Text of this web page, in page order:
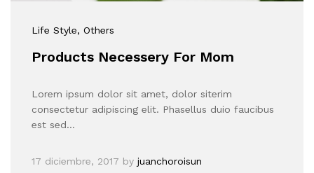
Life Style, Others
Products Necessery For Mom
Lorem ipsum dolor sit amet, dolor siterim
consectetur adipiscing elit. Phasellus duio faucibus
est sed…
17 diciembre, 2017 by juanchoroisun